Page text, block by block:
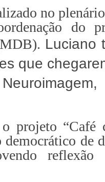
no
do
Luciano
que
projeto
democrático de